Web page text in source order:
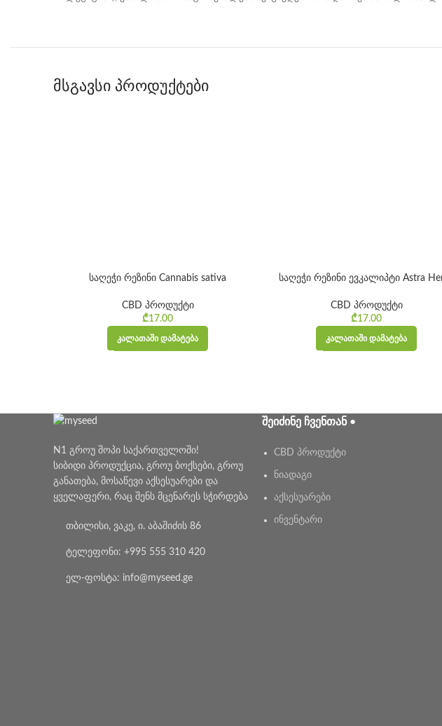
მსგავსი პროდუქტები
საღეჭი რეზინი Cannabis sativa
CBD პროდუქტი
₾17.00
ᲙᲐᲚᲐᲗᲐᲨᲘ ᲓᲐᲛᲐᲢᲔᲑᲐ
საღეჭი რეზინი ევკალიპტი Astra
CBD პროდუქტი
₾17.00
ᲙᲐᲚᲐᲗᲐᲨᲘ ᲓᲐᲛᲐᲢᲔᲑᲐ
N1 გროუ შოპი საქართველოში!
სიბიდი პროდუქცია, გროუ ბოქსები, გროუ
განათება, მოსაწევი აქსესუარები და
ყველაფერი, რაც შენს მცენარეს სჭირდება
თბილისი, ვაკე, ი. აბაშიძის 86
ტელეფონი: +995 555 310 420
ელ-ფოსტა: info@myseed.ge
ᲨᲔᲘᲫᲘᲜᲔ ᲩᲕᲔᲜᲗᲐᲜ •
CBD პროდუქტი
ნიადაგი
აქსესუარები
ინვენტარი